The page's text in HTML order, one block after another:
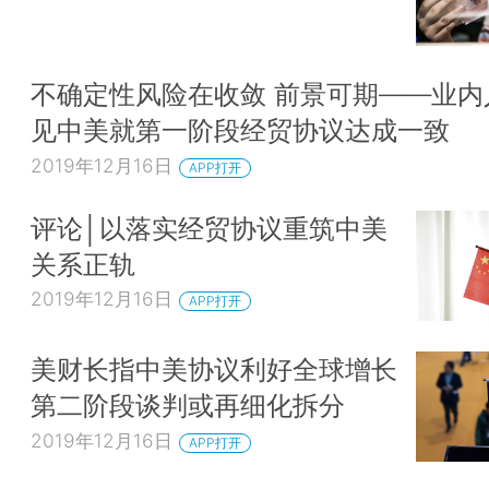
不确定性风险在收敛 前景可期——业内
见中美就第一阶段经贸协议达成一致
2019年12月16日 APP打开
评论│以落实经贸协议重筑中美
关系正轨
2019年12月16日 APP打开
美财长指中美协议利好全球增长
第二阶段谈判或再细化拆分
2019年12月16日 APP打开